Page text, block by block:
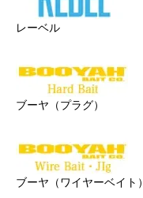
レーベル
ブーヤ（プラグ）
ブーヤ（ワイヤーベイト）